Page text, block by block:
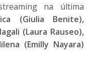
na última
(Giulia Benite),
(Laura Rauseo),
(Emilly Nayara)